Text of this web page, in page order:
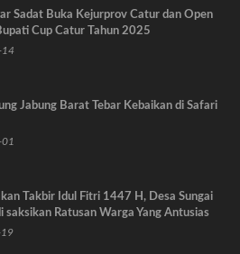
Sadat Buka Kejurprov Catur dan Open
Cup Catur Tahun 2025
Jabung Barat Tebar Kebaikan di Safari
Takbir Idul Fitri 1447 H, Desa Sungai
saksikan Ratusan Warga Yang Antusias